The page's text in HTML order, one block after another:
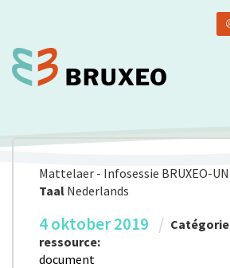
naar
inhoud
Mattelaer - Infosessie BRUXEO-
Taal Nederlands
4 oktober 2019
ressource:
document